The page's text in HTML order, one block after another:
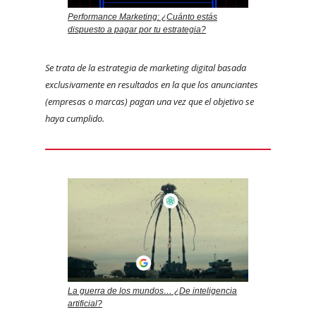
Performance Marketing: ¿Cuánto estás
dispuesto a pagar por tu estrategia?
Se trata de la estrategia de marketing digital basada
exclusivamente en resultados en la que los anunciantes
(empresas o marcas) pagan una vez que el objetivo se
haya cumplido.
La guerra de los mundos… ¿De inteligencia
artificial?